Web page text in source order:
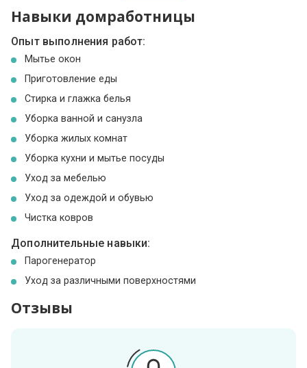
Навыки домработницы
Опыт выполнения работ:
Мытье окон
Приготовление еды
Стирка и глажка белья
Уборка ванной и санузла
Уборка жилых комнат
Уборка кухни и мытье посуды
Уход за мебелью
Уход за одеждой и обувью
Чистка ковров
Дополнительные навыки:
Парогенератор
Уход за различными поверхностями
Отзывы